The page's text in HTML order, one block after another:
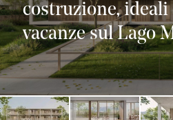
costruzione, ideali
vacanze sul Lago